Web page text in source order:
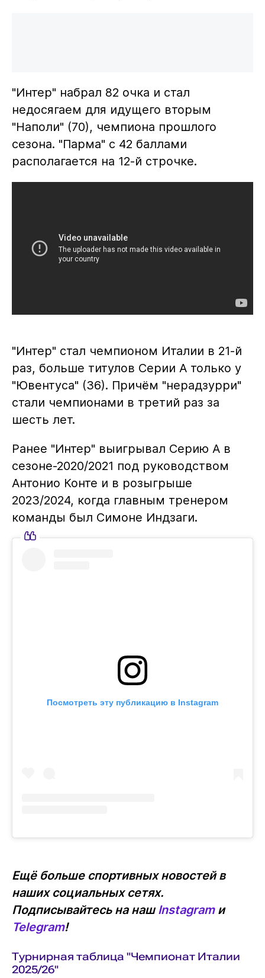
"Интер" набрал 82 очка и стал
недосягаем для идущего вторым
"Наполи" (70), чемпиона прошлого
сезона. "Парма" с 42 баллами
располагается на 12-й строчке.
"Интер" стал чемпионом Италии в 21-й
раз, больше титулов Серии А только у
"Ювентуса" (36). Причём "нерадзурри"
стали чемпионами в третий раз за
шесть лет.
Ранее "Интер" выигрывал Серию А в
сезоне-2020/2021 под руководством
Антонио Конте и в розыгрыше
2023/2024, когда главным тренером
команды был Симоне Индзаги.
Посмотреть эту публикацию в Instagram
Ещё больше спортивных новостей в
наших социальных сетях.
Подписывайтесь на нашInstagramи
Telegram!
Турнирная таблица "Чемпионат Италии
2025/26"